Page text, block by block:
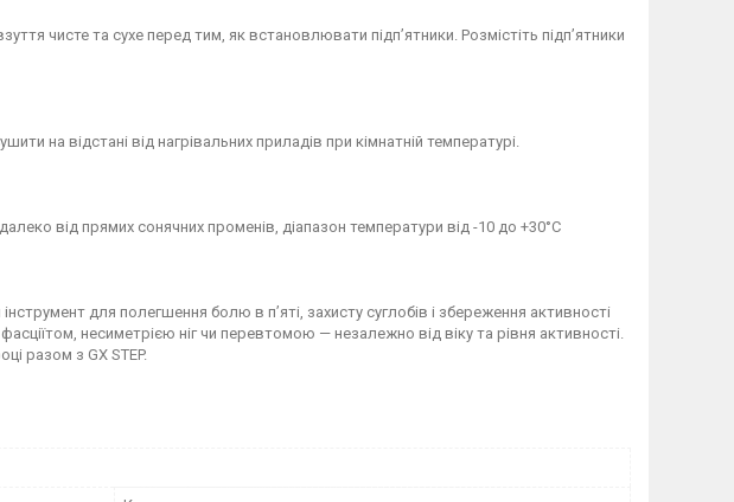
чисте та сухе перед тим, як встановлювати підп’ятники. Розмістіть підп’ятники
на відстані від нагрівальних приладів при кімнатній температурі.
від прямих сонячних променів, діапазон температури від -10 до +30°C
для полегшення болю в п’яті, захисту суглобів і збереження активності
несиметрією ніг чи перевтомою — незалежно від віку та рівня активності.
разом з GX STEP.